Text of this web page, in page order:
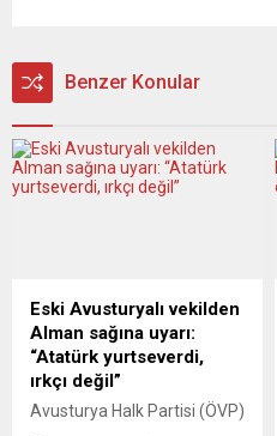
Benzer Konular
Eski Avusturyalı vekilden
Alman sağına uyarı:
“Atatürk yurtseverdi,
ırkçı değil”
Avusturya Halk Partisi (ÖVP)